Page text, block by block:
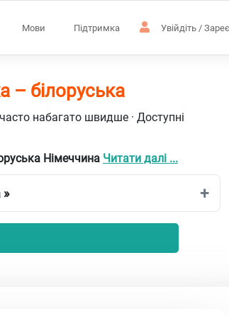
Мови Підтримка Увійдіть /
– білоруська
набагато швидше · Доступні
Німеччина Читати далі ...